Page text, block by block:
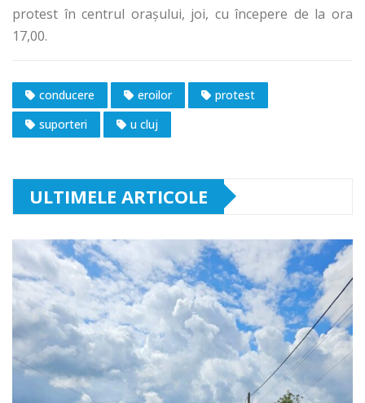
protest în centrul oraşului, joi, cu începere de la ora
17,00.
conducere eroilor
protest
suporteri
u cluj
ULTIMELE ARTICOLE